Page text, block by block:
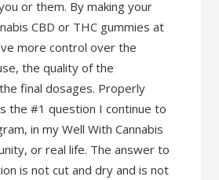
or them. By making your
CBD or THC gummies at
more control over the
the quality of the
final dosages. Properly
the #1 question I continue to
in my Well With Cannabis
or real life. The answer to
is not cut and dry and is not